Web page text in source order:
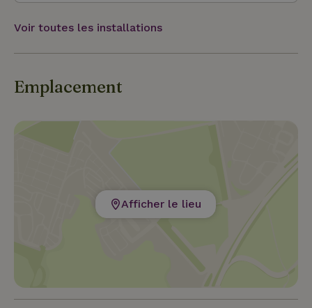
Voir toutes les installations
Emplacement
Afficher le lieu